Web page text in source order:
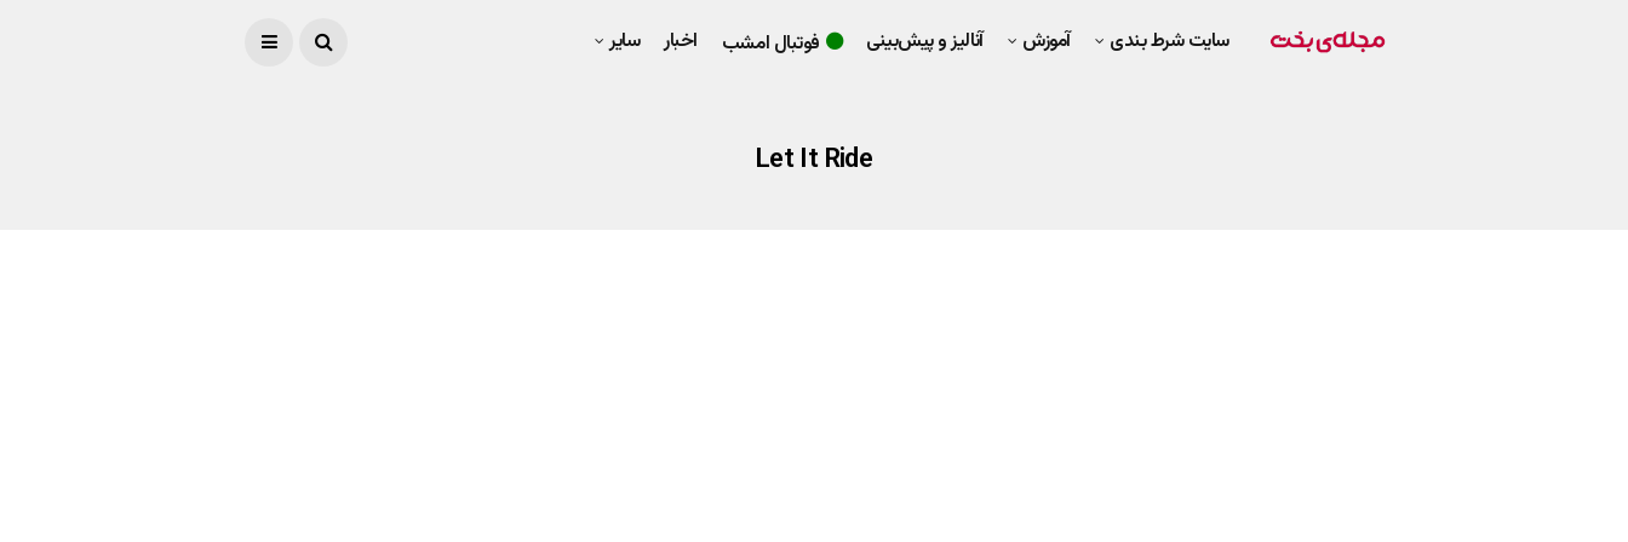
سایت شرط بندی آموزش آنالیز و پیش‌بینی فوتبال امشب اخبار سایر
Let It Ride